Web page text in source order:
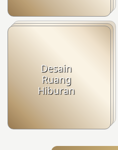
Desain
Ruang
Hiburan